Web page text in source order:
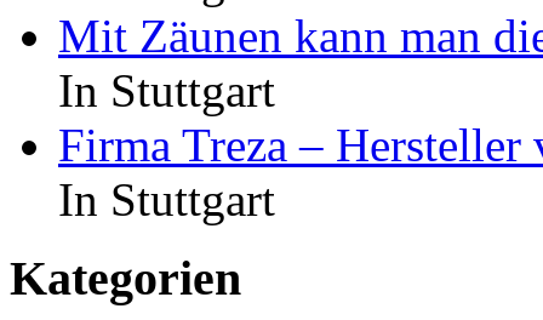
Mit Zäunen kann man
In Stuttgart
Firma Treza –
In Stuttgart
Kategorien